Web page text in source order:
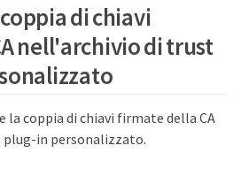
di chiavi
nell'archivio di trust
la coppia di chiavi firmate della CA
in personalizzato.